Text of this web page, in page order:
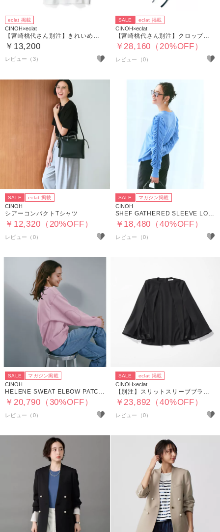
eclat 掲載
CINOH×eclat
￥13,200
レビュー（3）
SALE eclat 掲載
CINOH×eclat
￥28,160（20%OFF）
SALE eclat 掲載
CINOH
シアーコンパクトTシャツ
￥12,320（20%OFF）
SALE マガジン掲載
CINOH
SHEF GATHERED SLEEVE LONG T SHIRT
￥18,480（40%OFF）
SALE マガジン掲載
CINOH
￥20,790（30%OFF）
SALE eclat 掲載
CINOH×eclat
￥23,892（40%OFF）